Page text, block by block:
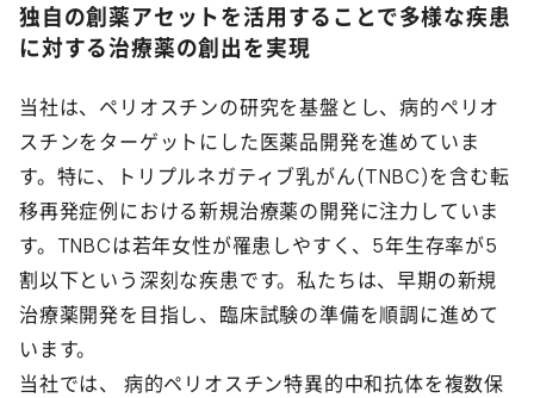
独自の創薬アセットを活用することで多様な疾患
に対する治療薬の創出を実現
当社は、ペリオスチンの研究を基盤とし、病的ペリオ
スチンをターゲットにした医薬品開発を進めていま
す。特に、トリプルネガティブ乳がん(TNBC)を含む転
移再発症例における新規治療薬の開発に注力していま
す。TNBCは若年女性が罹患しやすく、5年生存率が5
割以下という深刻な疾患です。私たちは、早期の新規
治療薬開発を目指し、臨床試験の準備を順調に進めて
います。
当社では、 病的ペリオスチン特異的中和抗体を複数保